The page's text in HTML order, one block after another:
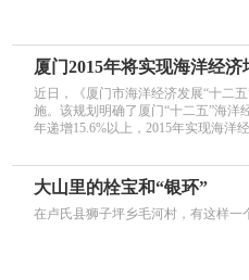
厦门2015年将实现海洋经济
近日，《厦门市海洋经济发展“十二
施。该规划明确了厦门“十二五”海洋
年递增15.6%以上，2015年实现海洋
大山里的栓宝和“银环”
在卢氏县狮子坪乡毛河村，有这样一